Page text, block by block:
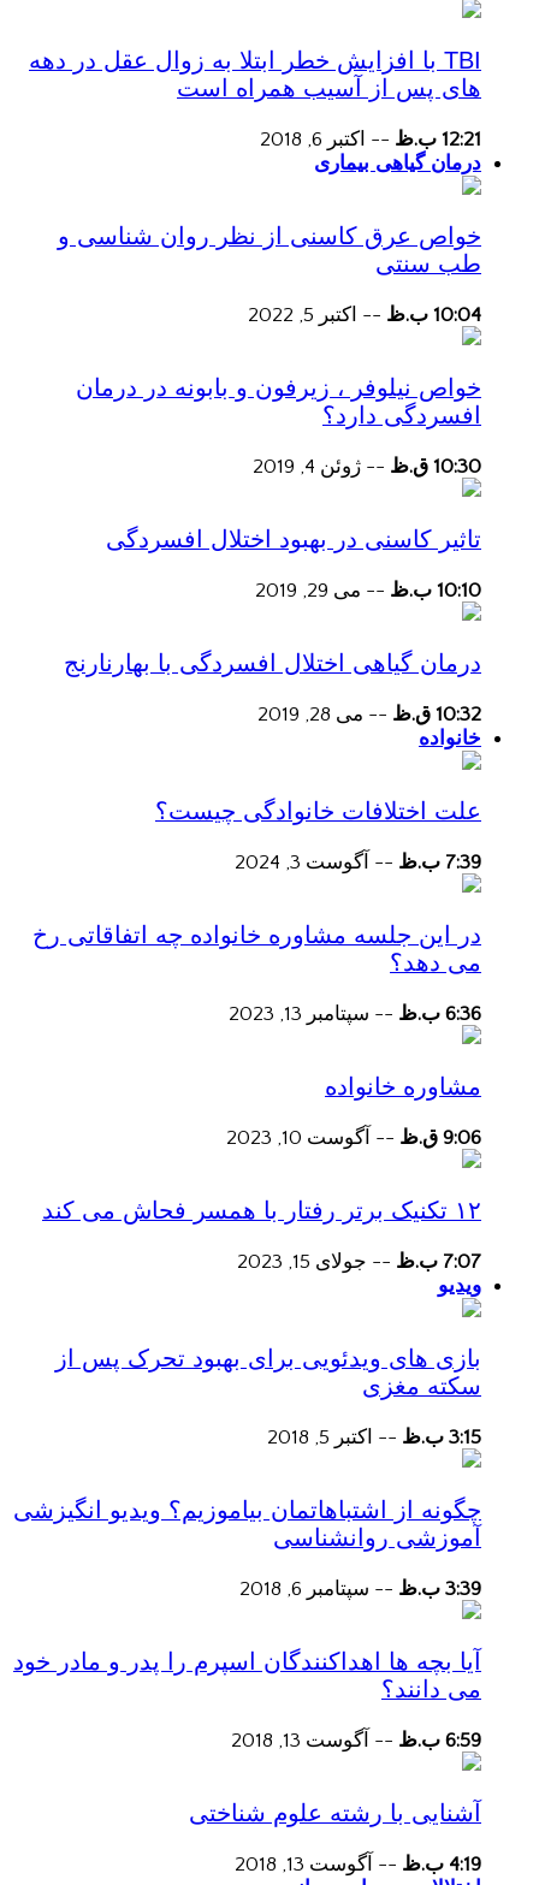
TBI با افزایش خطر ابتلا به زوال عقل در دهه
های پس از آسیب همراه است
12:21 ب.ظ -- اکتبر 6, 2018
درمان گیاهی بیماری
خواص عرق کاسنی از نظر روان شناسی و
طب سنتی
10:04 ب.ظ -- اکتبر 5, 2022
خواص نیلوفر ، زیرفون و بابونه در درمان
افسردگی دارد؟
10:30 ق.ظ -- ژوئن 4, 2019
تاثیر کاسنی در بهبود اختلال افسردگی
10:10 ب.ظ -- می 29, 2019
درمان گیاهی اختلال افسردگی با بهارنارنج
10:32 ق.ظ -- می 28, 2019
خانواده
علت اختلافات خانوادگی چیست؟
7:39 ب.ظ -- آگوست 3, 2024
در این جلسه مشاوره خانواده چه اتفاقاتی رخ
می دهد؟
6:36 ب.ظ -- سپتامبر 13, 2023
مشاوره خانواده
9:06 ق.ظ -- آگوست 10, 2023
۱۲ تکنیک برتر رفتار با همسر فحاش می کند
7:07 ب.ظ -- جولای 15, 2023
ویدیو
بازی های ویدئویی برای بهبود تحرک پس از
سکته مغزی
3:15 ب.ظ -- اکتبر 5, 2018
چگونه از اشتباهاتمان بیاموزیم؟ ویدیو انگیزشی
آموزشی روانشناسی
3:39 ب.ظ -- سپتامبر 6, 2018
آیا بچه ها اهداکنندگان اسپرم را پدر و مادر خود
می دانند؟
6:59 ب.ظ -- آگوست 13, 2018
آشنایی با رشته علوم شناختی
4:19 ب.ظ -- آگوست 13, 2018